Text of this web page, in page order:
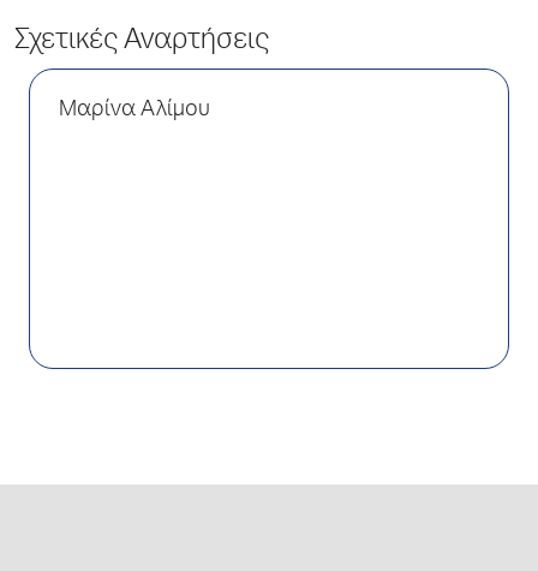
Σχετικές Αναρτήσεις
Μαρίνα Αλίμου